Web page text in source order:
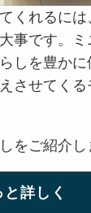
くれるに
事です。ミ
しを豊か
させてく
をご紹介し
と詳しく